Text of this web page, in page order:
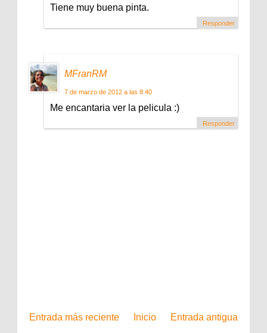
Tiene muy buena pinta.
Responder
MFranRM
7 de marzo de 2012 a las 8:40
Me encantaria ver la pelicula :)
Responder
Entrada más reciente Entrada antigua
Inicio